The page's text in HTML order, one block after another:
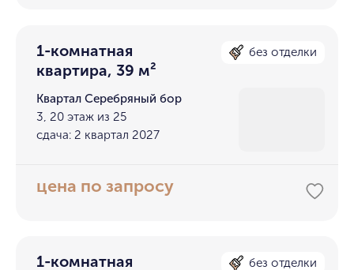
1-комнатная
квартира, 39 м²
без отделки
Квартал Серебряный бор
3, 20 этаж из 25
сдача: 2 квартал 2027
цена по запросу
1-комнатная без отделки